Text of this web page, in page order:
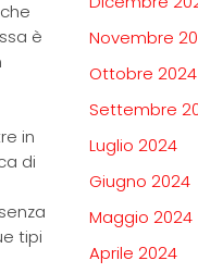
è
in
di
tipi
Novembre
Ottobre 2024
Settembre
Luglio 2024
Giugno 2024
Maggio 2024
Aprile 2024